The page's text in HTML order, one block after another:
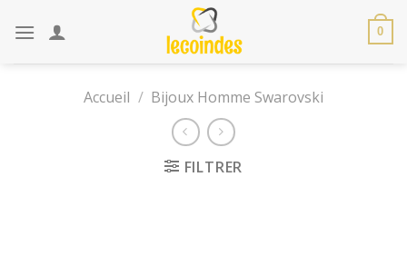
0
Accueil / Bijoux Homme Swarovski
FILTRER